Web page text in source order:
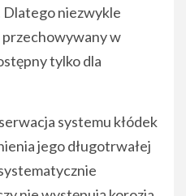
Dlatego niezwykle
przechowywany w
tylko dla
systemu kłódek
jego długotrwałej